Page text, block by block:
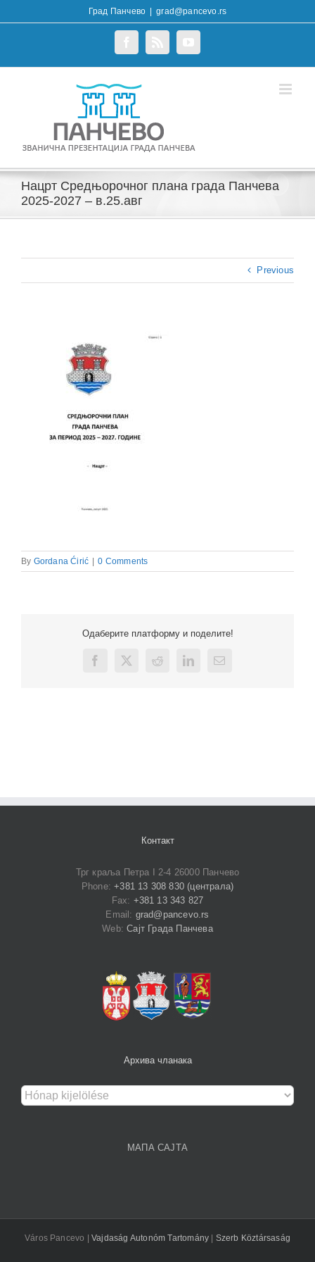
to
Град Панчево grad@pancevo.rs
Нацрт Средњорочног плана града Панчева
2025-2027 – в.25.авг
Previous
By Gordana Ćirić 0 Comments
Одаберите платформу и поделите!
Facebook
X Reddit LinkedInEmail
Контакт
Трг краља Петра I 2-4 26000 Панчево
Phone:+381 13 308 830 (централа)
Fax: +381 13 343 827
Email: grad@pancevo.rs
Web:Сајт Града Панчева
Архива чланака
Архива
чланака
МАПА САЈТА
Város Pancevo |Vajdaság Autonóm Tartomány Szerb Köztársaság